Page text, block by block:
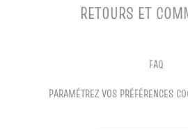
RETOURS ET
FAQ
PARAMÉTREZ VOS PRÉFÉRENCES